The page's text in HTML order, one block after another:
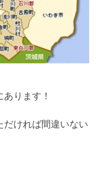
ります！
だければ間違いない